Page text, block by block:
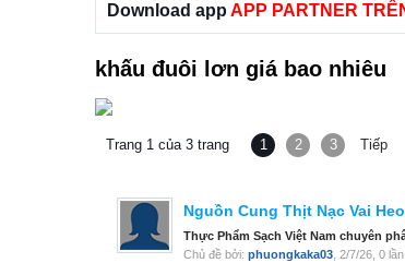
Download app APP PARTNER
khấu đuôi lơn giá bao nhiêu
Trang 1 của 3 trang 1 2 3 Tiếp
Nguồn Cung Thịt Nạc Vai
Thực Phẩm Sạch Việt Nam chuyên
Chủ đề bởi: phuongkaka03 2/7/26 , 0